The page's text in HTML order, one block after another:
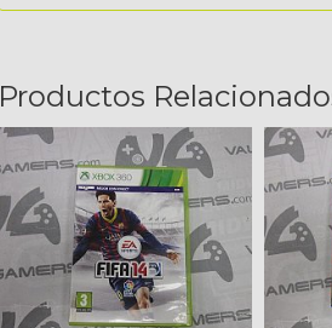
Productos